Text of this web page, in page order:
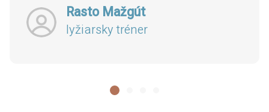
Rasto Mažgút
lyžiarsky tréner